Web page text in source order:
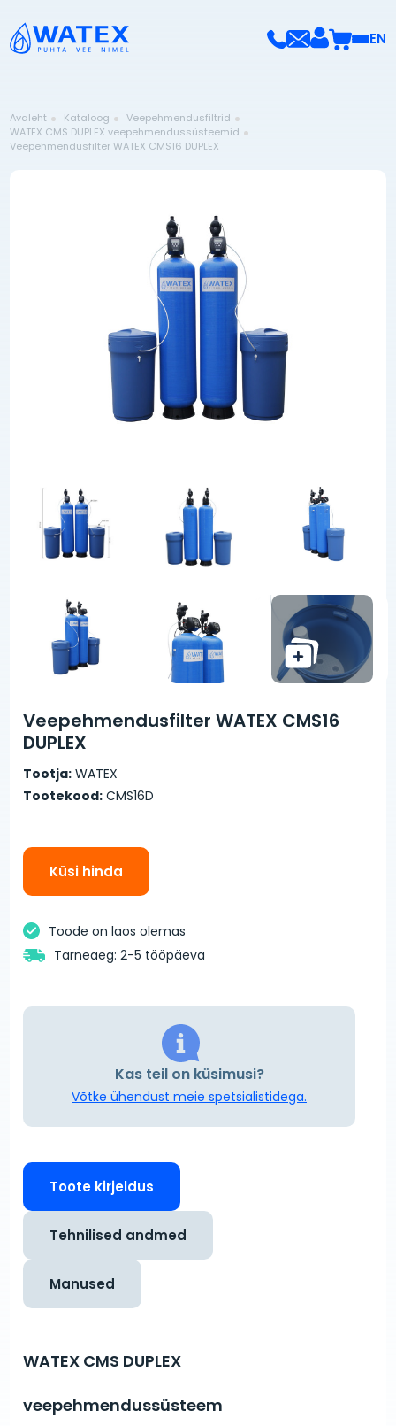
EN
Avaleht Kataloog
Veepehmendusfiltrid
WATEX CMS DUPLEX veepehmendussüsteemid
Veepehmendusfilter WATEX CMS16 DUPLEX
Veepehmendusfilter WATEX CMS16
DUPLEX
Tootja: WATEX
Tootekood: CMS16D
Küsi hinda
Toode on laos olemas
Tarneaeg: 2-5 tööpäeva
Kas teil on küsimusi?
Võtke ühendust meie spetsialistidega.
Toote kirjeldus
Tehnilised andmed
Manused
WATEX CMS DUPLEX
veepehmendussüsteem